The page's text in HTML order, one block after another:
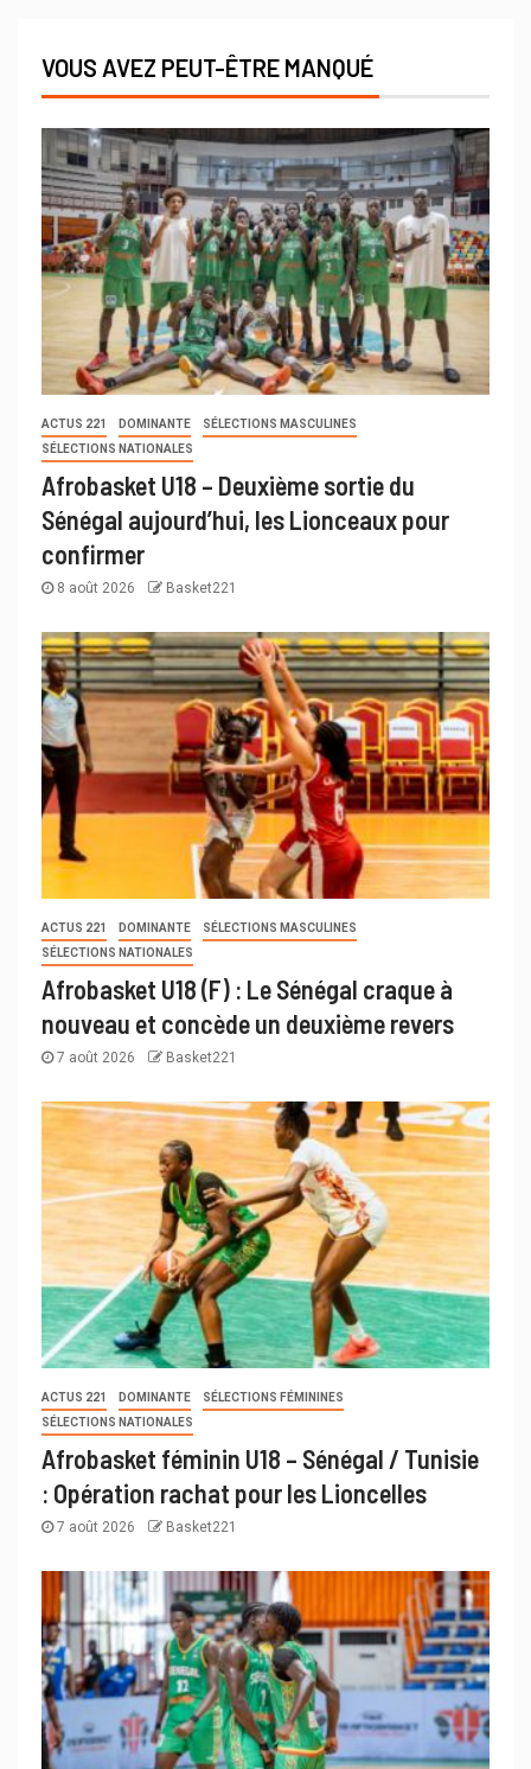
VOUS AVEZ PEUT-ÊTRE MANQUÉ
ACTUS 221 DOMINANTE
SÉLECTIONS MASCULINES
SÉLECTIONS NATIONALES
Afrobasket U18 – Deuxième sortie du
Sénégal aujourd’hui, les Lionceaux pour
confirmer
8 août 2026 Basket221
ACTUS 221 DOMINANTE
SÉLECTIONS MASCULINES
SÉLECTIONS NATIONALES
Afrobasket U18 (F) : Le Sénégal craque à
nouveau et concède un deuxième revers
7 août 2026 Basket221
ACTUS 221 DOMINANTE
SÉLECTIONS FÉMININES
SÉLECTIONS NATIONALES
Afrobasket féminin U18 – Sénégal / Tunisie
: Opération rachat pour les Lioncelles
7 août 2026 Basket221